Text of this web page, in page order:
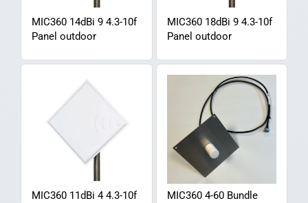
MIC360 14dBi 9 4.3-10f
Panel outdoor
MIC360 18dBi 9 4.3-10f
Panel outdoor
MIC360 11dBi 4 4.3-10f
MIC360 4-60 Bundle